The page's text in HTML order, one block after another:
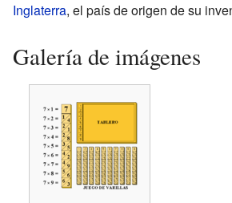
Inglaterra, el país de origen de su
Galería de imágenes